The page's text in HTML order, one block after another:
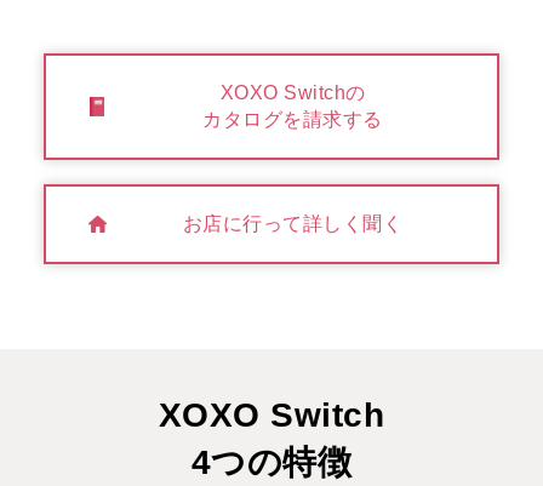
XOXO Switchの
カタログを請求する
お店に行って詳しく聞く
XOXO Switch
4つの特徴